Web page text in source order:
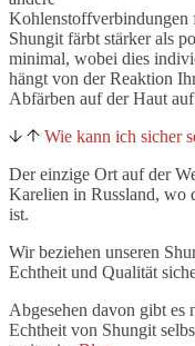
Kohlenstoffverbindungen
Shungit färbt stärker als
minimal, wobei dies
hängt von der Reaktion
Abfärben auf der Haut
Wie kann ich sicher
Der einzige Ort auf der
Karelien in Russland, wo
ist.
Wir beziehen unseren
Echtheit und Qualität
Abgesehen davon gibt
Echtheit von Shungit